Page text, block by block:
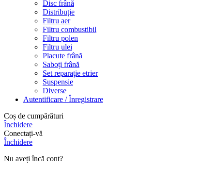
Disc frână
Distribuție
Filtru aer
Filtru combustibil
Filtru polen
Filtru ulei
Placute frână
Saboți frână
Set reparație etrier
Suspensie
Diverse
Autentificare / Înregistrare
Coș de cumpărături
Închidere
Conectați-vă
Închidere
Nu aveți încă cont?